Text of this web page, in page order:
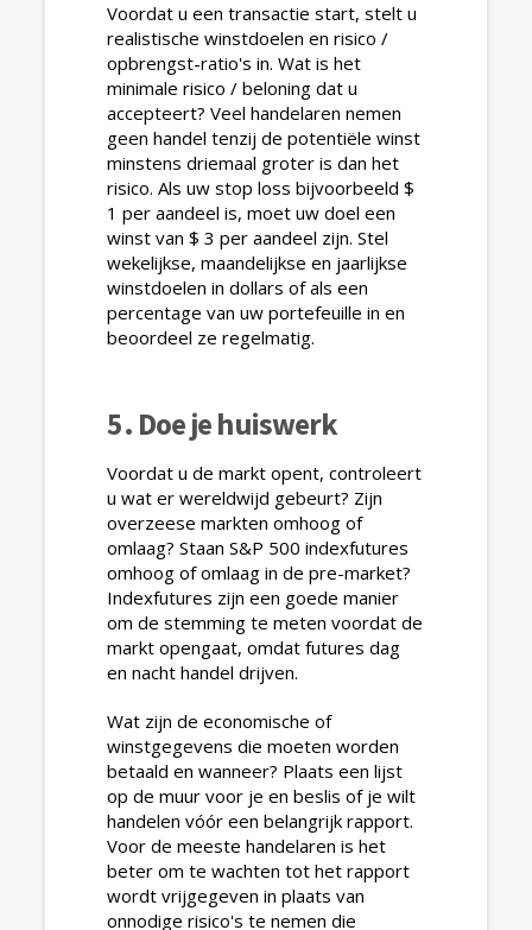
Voordat u een transactie start, stelt u
realistische winstdoelen en risico /
opbrengst-ratio's in. Wat is het
minimale risico / beloning dat u
accepteert? Veel handelaren nemen
geen handel tenzij de potentiële winst
minstens driemaal groter is dan het
risico. Als uw stop loss bijvoorbeeld $
1 per aandeel is, moet uw doel een
winst van $ 3 per aandeel zijn. Stel
wekelijkse, maandelijkse en jaarlijkse
winstdoelen in dollars of als een
percentage van uw portefeuille in en
beoordeel ze regelmatig.
5. Doe je huiswerk
Voordat u de markt opent, controleert
u wat er wereldwijd gebeurt? Zijn
overzeese markten omhoog of
omlaag? Staan S&P 500 indexfutures
omhoog of omlaag in de pre-market?
Indexfutures zijn een goede manier
om de stemming te meten voordat de
markt opengaat, omdat futures dag
en nacht handel drijven.
Wat zijn de economische of
winstgegevens die moeten worden
betaald en wanneer? Plaats een lijst
op de muur voor je en beslis of je wilt
handelen vóór een belangrijk rapport.
Voor de meeste handelaren is het
beter om te wachten tot het rapport
wordt vrijgegeven in plaats van
onnodige risico's te nemen die